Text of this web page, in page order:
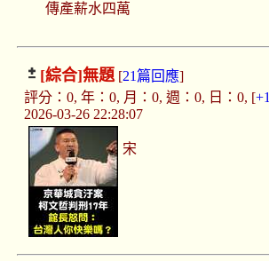
傳產薪水四萬
[綜合]無題[21篇回應]
評分：0, 年：0, 月：0, 週：0, 日：0, [+1
2026-03-26 22:28:07
宋